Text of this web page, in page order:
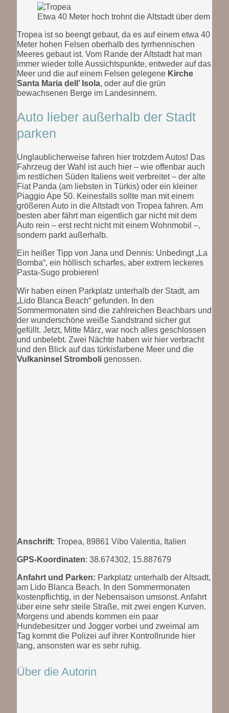
Etwa 40 Meter hoch trohnt die Altstadt über dem
Tropea ist so beengt gebaut, da es auf einem etwa 40
Meter hohen Felsen oberhalb des tyrrhennischen
Meeres gebaut ist. Vom Rande der Altstadt hat man
immer wieder tolle Aussichtspunkte, entweder auf das
Meer und die auf einem Felsen gelegene Kirche
Santa Maria dell’ Isola, oder auf die grün
bewachsenen Berge im Landesinnern.
Auto lieber außerhalb der Stadt
parken
Unglaublicherweise fahren hier trotzdem Autos! Das
Fahrzeug der Wahl ist auch hier – wie offenbar auch
im restlichen Süden Italiens weit verbreitet – der alte
Fiat Panda (am liebsten in Türkis) oder ein kleiner
Piaggio Ape 50. Keinesfalls sollte man mit einem
größeren Auto in die Altstadt von Tropea fahren. Am
besten aber fährt man eigentlich gar nicht mit dem
Auto rein – erst recht nicht mit einem Wohnmobil –,
sondern parkt außerhalb.
Ein heißer Tipp von Jana und Dennis: Unbedingt „La
Bomba“, ein höllisch scharfes, aber extrem leckeres
Pasta-Sugo probieren!
Wir haben einen Parkplatz unterhalb der Stadt, am
„Lido Blanca Beach“ gefunden. In den
Sommermonaten sind die zahlreichen Beachbars und
der wunderschöne weiße Sandstrand sicher gut
gefüllt. Jetzt, Mitte März, war noch alles geschlossen
und unbelebt. Zwei Nächte haben wir hier verbracht
und den Blick auf das türkisfarbene Meer und die
Vulkaninsel Stromboli genossen.
Anschrift: Tropea, 89861 Vibo Valentia, Italien
GPS-Koordinaten: 38.674302, 15.887679
Anfahrt und Parken: Parkplatz unterhalb der Altsadt,
am Lido Blanca Beach. In den Sommermonaten
kostenpflichtig, in der Nebensaison umsonst. Anfahrt
über eine sehr steile Straße, mit zwei engen Kurven.
Morgens und abends kommen ein paar
Hundebesitzer und Jogger vorbei und zweimal am
Tag kommt die Polizei auf ihrer Kontrollrunde hier
lang, ansonsten war es sehr ruhig.
Über die Autorin